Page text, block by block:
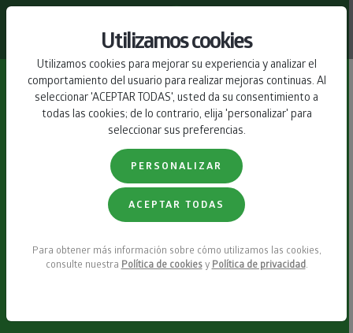
Utilizamos cookies
Utilizamos cookies para mejorar su experiencia y analizar el
comportamiento del usuario para realizar mejoras continuas. Al
seleccionar 'ACEPTAR TODAS', usted da su consentimiento a
todas las cookies; de lo contrario, elija 'personalizar' para
seleccionar sus preferencias.
PERSONALIZAR
ACEPTAR TODAS
Para obtener más información sobre cómo utilizamos las cookies,
consulte nuestra Política de cookiesy Política de privacidad.